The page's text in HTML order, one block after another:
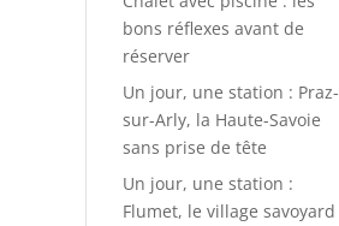
bons réflexes avant de
réserver
Un jour, une station : Praz-
sur-Arly, la Haute-Savoie
sans prise de tête
Un jour, une station :
Flumet, le village savoyard